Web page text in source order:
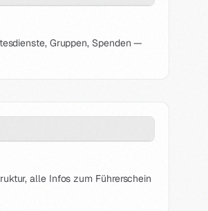
Gruppen, Spenden —
alle Infos zum Führerschein